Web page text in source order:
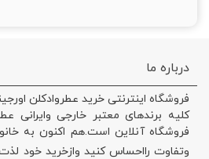
درباره ما
فروشگاه اینترنتی خرید عطروادکلن
کلیه برندهای معتبر خارجی وایرانی
فروشگاه آنلاین است.هم اکنون به
وتفاوت رااحساس کنید وازخرید خود لذت